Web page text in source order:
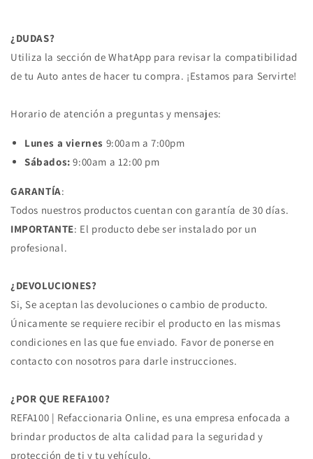
ABS
ODYSSEY
03/10
4X4
HONDA
ODYSSEY
03/10
4X4
HONDA
¿DUDAS?
Utiliza la sección de WhatApp para revisar la compatibilidad
de tu Auto antes de hacer tu compra. ¡Estamos para Servirte!
Horario de atención a preguntas y mensajes:
Lunes a viernes 9:00am a 7:00pm
Sábados: 9:00am a 12:00 pm
GARANTÍA:
Todos nuestros productos cuentan con garantía de 30 días.
IMPORTANTE: El producto debe ser instalado por un
profesional.
¿DEVOLUCIONES?
Si, Se aceptan las devoluciones o cambio de producto.
Únicamente se requiere recibir el producto en las mismas
condiciones en las que fue enviado. Favor de ponerse en
contacto con nosotros para darle instrucciones.
¿POR QUE REFA100?
REFA100 | Refaccionaria Online, es una empresa enfocada a
brindar productos de alta calidad para la seguridad y
protección de ti y tu vehículo.